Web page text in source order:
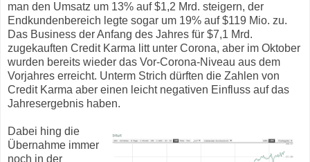
man den Umsatz um 13% auf $1,2 Mrd. steigern, der
Endkundenbereich legte sogar um 19% auf $119 Mio. zu.
Das Business der Anfang des Jahres für $7,1 Mrd.
zugekauften Credit Karma litt unter Corona, aber im Oktober
wurden bereits wieder das Vor-Corona-Niveau aus dem
Vorjahres erreicht. Unterm Strich dürften die Zahlen von
Credit Karma aber einen leicht negativen Einfluss auf das
Jahresergebnis haben.
Dabei hing die
Übernahme immer
noch in der